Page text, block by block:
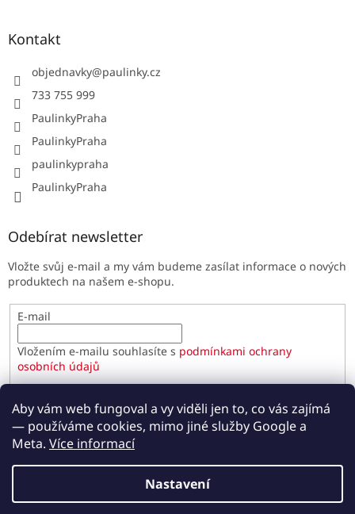
Aby vám web fungoval a vy viděli jen to, co vás zajímá
— používáme cookies, mimo jiné služby Google a
Meta. Více informací
Nastavení
Kontakt
objednavky@paulinky.cz
733 755 999
PaulinkyPraha
PaulinkyPraha
paulinkypraha
PaulinkyPraha
Odebírat newsletter
Vložte svůj e-mail a my vám budeme zasílat informace o nových
produktech na našem e-shopu.
E-mail
Vložením e-mailu souhlasíte s podmínkami ochrany
osobních údajů
PŘIHLÁSIT SE